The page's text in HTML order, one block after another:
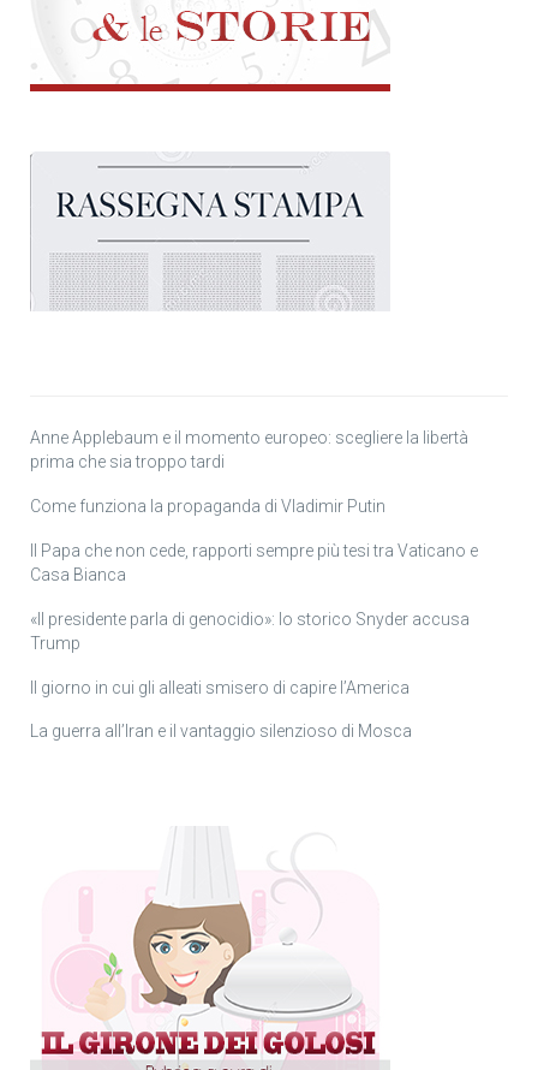
Anne Applebaum e il momento europeo: scegliere la libertà
prima che sia troppo tardi
Come funziona la propaganda di Vladimir Putin
Il Papa che non cede, rapporti sempre più tesi tra Vaticano e
Casa Bianca
«Il presidente parla di genocidio»: lo storico Snyder accusa
Trump
Il giorno in cui gli alleati smisero di capire l’America
La guerra all’Iran e il vantaggio silenzioso di Mosca